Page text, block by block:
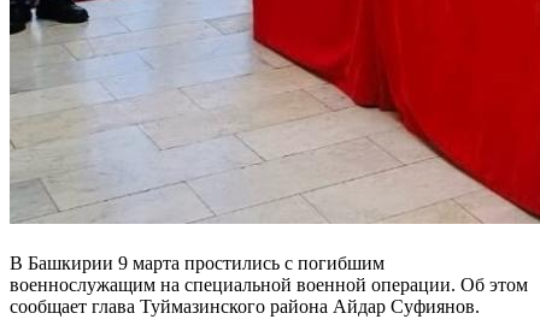
В Башкирии 9 марта простились с погибшим
военнослужащим на специальной военной операции. Об этом
сообщает глава Туймазинского района Айдар Суфиянов.